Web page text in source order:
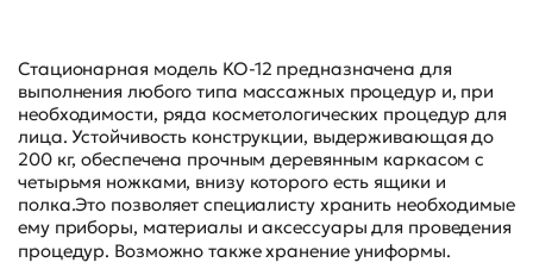
Стационарная модель KO-12 предназначена для
выполнения любого типа массажных процедур и, при
необходимости, ряда косметологических процедур для
лица. Устойчивость конструкции, выдерживающая до
200 кг, обеспечена прочным деревянным каркасом с
четырьмя ножками, внизу которого есть ящики и
полка.Это позволяет специалисту хранить необходимые
ему приборы, материалы и аксессуары для проведения
процедур. Возможно также хранение униформы.